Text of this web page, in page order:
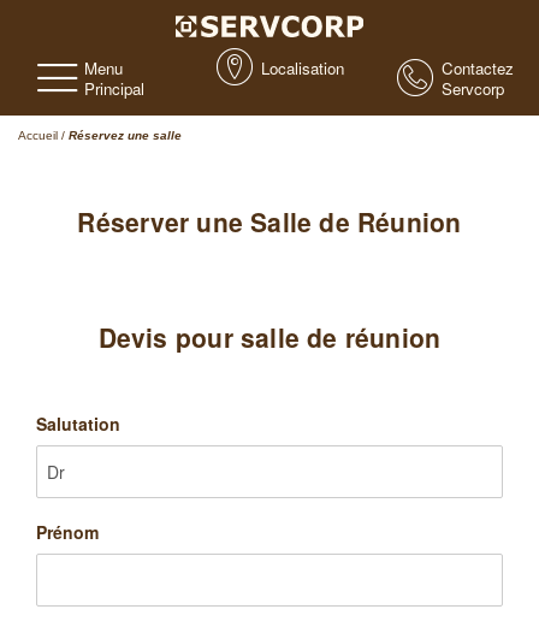
Menu
Principal
Localisation
Contactez
Servcorp
Accueil / Réservez une salle
Réserver une Salle de Réunion
Devis pour salle de réunion
Salutation
Prénom